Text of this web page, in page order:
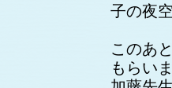
子の夜
このあ
もらい